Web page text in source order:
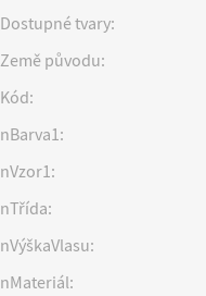
Dostupné tvary:
Země původu:
Kód:
nBarva1:
nVzor1:
nTřída:
nVýškaVlasu:
nMateriál: